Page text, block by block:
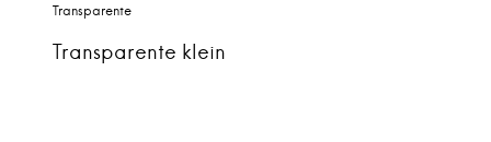
Transparente
Transparente klein